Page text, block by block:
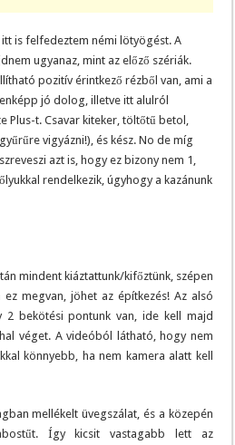
is felfedeztem némi lötyögést. A
ugyanaz, mint az előző szériák.
pozitív érintkező rézből van, ami a
jó dolog, illetve itt alulról
Plus-t. Csavar kiteker, töltőtű betol,
vigyázni!), és kész. No de míg
azt is, hogy ez bizony nem 1,
rendelkezik, úgyhogy a kazánunk
mindent kiáztattunk/kifőztünk, szépen
megvan, jöhet az építkezés! Az alsó
2 bekötési pontunk van, ide kell majd
véget. A videóból látható, hogy nem
könnyebb, ha nem kamera alatt kell
mellékelt üvegszálat, és a közepén
Így kicsit vastagabb lett az